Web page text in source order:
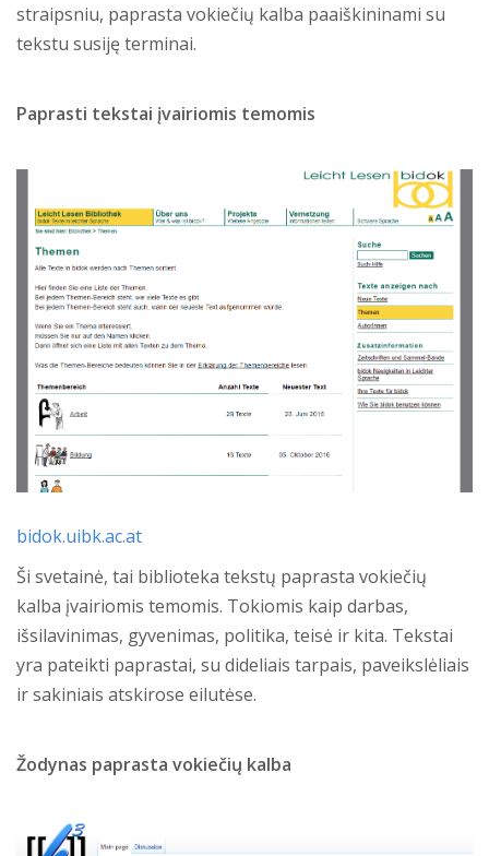
straipsniu, paprasta vokiečių kalba paaiškininami su
tekstu susiję terminai.
Paprasti tekstai įvairiomis temomis
bidok.uibk.ac.at
Ši svetainė, tai biblioteka tekstų paprasta vokiečių
kalba įvairiomis temomis. Tokiomis kaip darbas,
išsilavinimas, gyvenimas, politika, teisė ir kita. Tekstai
yra pateikti paprastai, su dideliais tarpais, paveikslėliais
ir sakiniais atskirose eilutėse.
Žodynas paprasta vokiečių kalba